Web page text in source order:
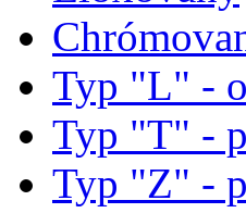
Typ "L" -
Typ "T" -
Typ "Z" -